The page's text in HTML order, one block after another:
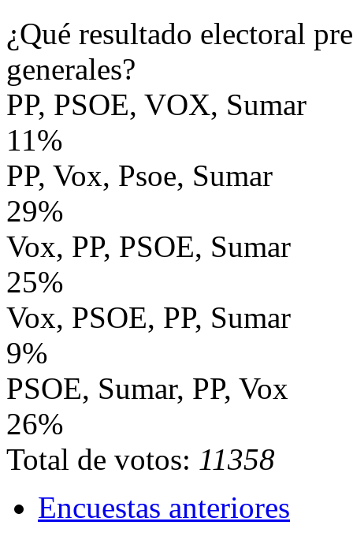
¿Qué resultado electoral
generales?
PP, PSOE, VOX, Sumar
11%
PP, Vox, Psoe, Sumar
29%
Vox, PP, PSOE, Sumar
25%
Vox, PSOE, PP, Sumar
9%
PSOE, Sumar, PP, Vox
26%
Total de votos: 11358
Encuestas anteriores